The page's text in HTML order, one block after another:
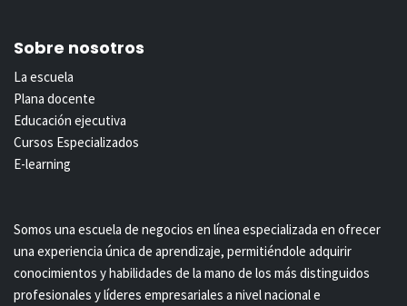
Sobre nosotros
La escuela
Plana docente
Educación ejecutiva
Cursos Especializados
E-learning
Somos una escuela de negocios en línea especializada en ofrecer
una experiencia única de aprendizaje, permitiéndole adquirir
conocimientos y habilidades de la mano de los más distinguidos
profesionales y líderes empresariales a nivel nacional e